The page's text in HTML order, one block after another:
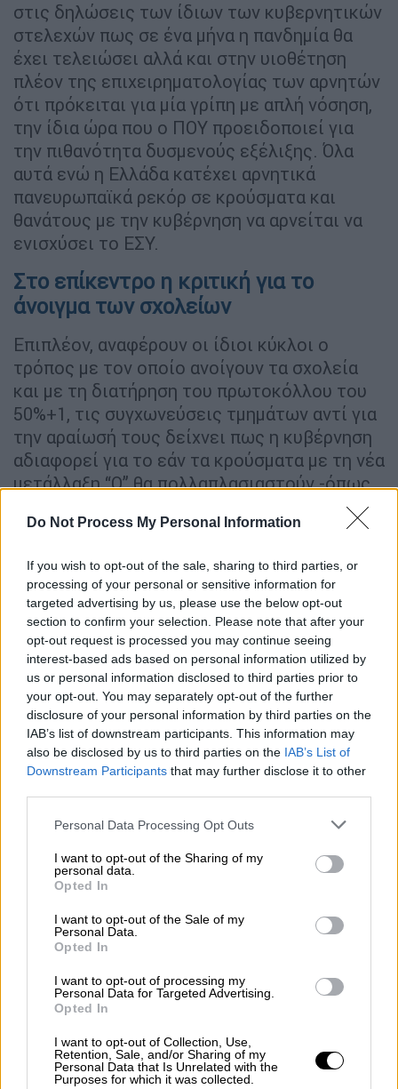
Do Not Process My Personal Information
If you wish to opt-out of the sale, sharing to third parties, or
processing of your personal or sensitive information for
targeted advertising by us, please use the below opt-out
section to confirm your selection. Please note that after your
opt-out request is processed you may continue seeing
interest-based ads based on personal information utilized by
us or personal information disclosed to third parties prior to
your opt-out. You may separately opt-out of the further
disclosure of your personal information by third parties on the
IAB’s list of downstream participants. This information may
also be disclosed by us to third parties on the IAB’s List of
Downstream Participants that may further disclose it to other
Please note that this website/app uses one or more Google
not limited to your visit or usage behaviour. You may click to
grant or deny consent to Google and its third-party tags to
use your data for below specified purposes in below Google
consent section.
Personal Data Processing Opt Outs
I want to opt-out of the Sharing of my
personal data.
Opted In
I want to opt-out of the Sale of my
Personal Data.
Opted In
I want to opt-out of processing my
Personal Data for Targeted Advertising.
Opted In
I want to opt-out of Collection, Use,
Retention, Sale, and/or Sharing of my
Personal Data that Is Unrelated with the
Purposes for which it was collected.
στις δηλώσεις των ίδιων των κυβερνητικών
στελεχών πως σε ένα μήνα η πανδημία θα
έχει τελειώσει αλλά και στην υιοθέτηση
πλέον της επιχειρηματολογίας των αρνητών
ότι πρόκειται για μία γρίπη με απλή νόσηση,
την ίδια ώρα που ο ΠΟΥ προειδοποιεί για
την πιθανότητα δυσμενούς εξέλιξης. Όλα
αυτά ενώ η Ελλάδα κατέχει αρνητικά
πανευρωπαϊκά ρεκόρ σε κρούσματα και
θανάτους με την κυβέρνηση να αρνείται να
ενισχύσει το ΕΣΥ.
Στο επίκεντρο η κριτική για το
άνοιγμα των σχολείων
Επιπλέον, αναφέρουν οι ίδιοι κύκλοι ο
τρόπος με τον οποίο ανοίγουν τα σχολεία
και με τη διατήρηση του πρωτοκόλλου του
50%+1, τις συγχωνεύσεις τμημάτων αντί για
την αραίωσή τους δείχνει πως η κυβέρνηση
αδιαφορεί για το εάν τα κρούσματα με τη νέα
μετάλλαξη “Ο” θα πολλαπλασιαστούν -όπως
πιστεύουν και οι επιστήμονες- και ότι οι
μαθητές θα μεταφέρουν τον ιό στα σπίτια
Σημειωτέον πως πριν από την εμφάνιση της
“Ο” σε 3,5 μήνες λειτουργίας των σχολείων
καταγράφηκαν 100.000 κρούσματα σε
μαθητές.
Επίσης, στον ΣΥΡΙΖΑ-Προοδευτική Συμμαχία
σχολιάζουν την απουσία πρωτοκόλλου
αναφορικά με το τί θα γίνει με τους γονείς
των μαθητών που θα νοσήσουν. Καθώς δεν
υπάρχει πρόβλεψη για άδεια ειδικού σκοπού,
κάτι που τούς αναγκάζει να πηγαίνουν στη
δουλειά τους ενώ θα έρχονται καθημερινά
ίδια ώρα, λένε στην αξιωματική
αντιπολίτευση, δεν γίνεται κανένας έλεγχος
στους μεγάλους εργασιακούς χώρους, οι
οποίοι μετά τα σχολεία και τα μέσα μαζικής
μεταφοράς αποτελούν τη μεγαλύτερη εστία
υπερμετάδοσης του ιού.
Στους λόγους για τους οποίους πιστεύουν
ότι η κυβέρνηση εφαρμόζει την στρατηγική
της “ανοσίας της αγέλης” προσθέτουν την